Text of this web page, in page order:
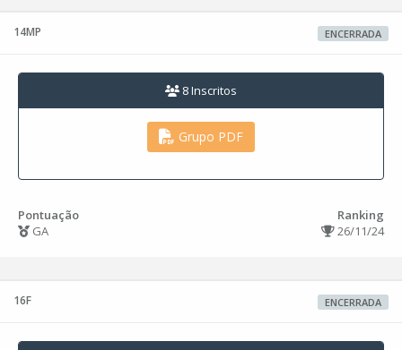
ENCERRADA
14MP
8 Inscritos
Grupo PDF
Pontuação
GA
Ranking
26/11/24
ENCERRADA
16F